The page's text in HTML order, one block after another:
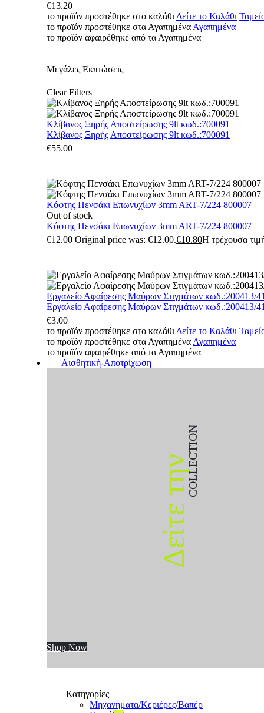
€13.20
το προϊόν προστέθηκε στο καλάθι Δείτε το Καλάθι
το προϊόν προστέθηκε στα Αγαπημένα Αγαπημένα
το προϊόν αφαιρέθηκε από τα Αγαπημένα
Μεγάλες Εκπτώσεις
Clear Filters
Κλίβανος Ξηρής Αποστείρωσης 9lt κωδ.:700091
Κλίβανος Ξηρής Αποστείρωσης 9lt κωδ.:700091
€55.00
Κόφτης Πενσάκι Επωνυχίων 3mm ART-7/224 800007
Out of stock
Κόφτης Πενσάκι Επωνυχίων 3mm ART-7/224 800007
€12.00 Original price was: €12.00.€10.80Η τρέχουσα
Εργαλείο Αφαίρεσης Μαύρων Στιγμάτων κωδ.:200413/
Εργαλείο Αφαίρεσης Μαύρων Στιγμάτων κωδ.:200413/
€3.00
το προϊόν προστέθηκε στο καλάθι Δείτε το Καλάθι
το προϊόν προστέθηκε στα Αγαπημένα Αγαπημένα
το προϊόν αφαιρέθηκε από τα Αγαπημένα
Αισθητική-Αποτρίχωση
Δείτε τηνCOLLECTION
Shop Now
Κατηγορίες
Μηχανήματα/Κεριέρες/Βαπέρ